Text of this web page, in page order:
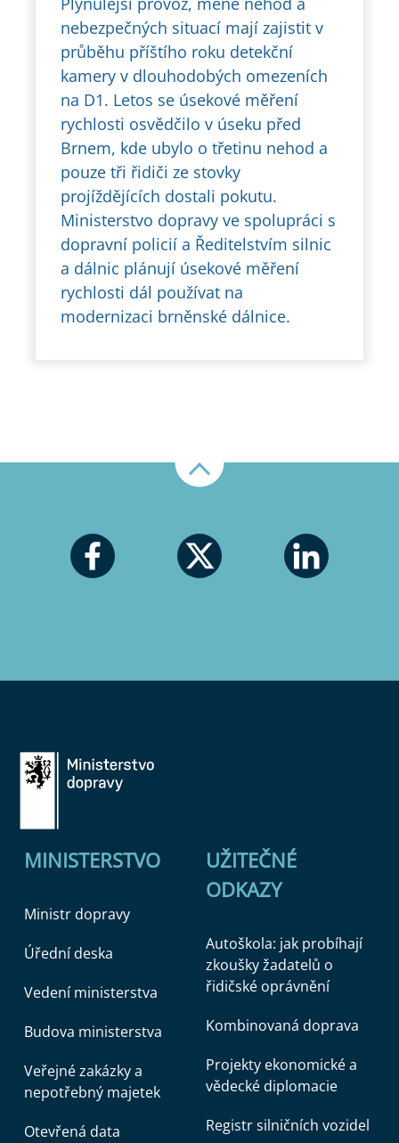
nebezpečných situací mají zajistit v
průběhu příštího roku detekční
kamery v dlouhodobých omezeních
na D1. Letos se úsekové měření
rychlosti osvědčilo v úseku před
Brnem, kde ubylo o třetinu nehod a
pouze tři řidiči ze stovky
projíždějících dostali pokutu.
Ministerstvo dopravy ve spolupráci s
dopravní policií a Ředitelstvím silnic
a dálnic plánují úsekové měření
rychlosti dál používat na
modernizaci brněnské dálnice.
MINISTERSTVO
Ministr dopravy
Úřední deska
Vedení ministerstva
Budova ministerstva
Veřejné zakázky a
nepotřebný majetek
Otevřená data
UŽITEČNÉ
ODKAZY
Autoškola: jak probíhají
zkoušky žadatelů o
řidičské oprávnění
Kombinovaná doprava
Projekty ekonomické a
vědecké diplomacie
Registr silničních vozidel